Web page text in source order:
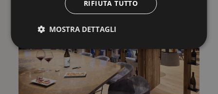
RIFIUTA TUTTO
MOSTRA DETTAGLI